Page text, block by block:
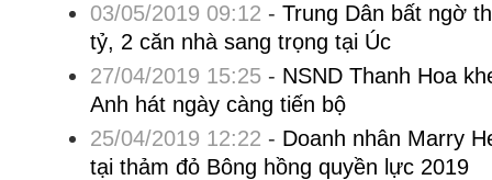
03/05/2019 09:12 - Trung Dân bất ngờ
tỷ, 2 căn nhà sang trọng tại Úc
27/04/2019 15:25- NSND Thanh Hoa
Anh hát ngày càng tiến bộ
25/04/2019 12:22 - Doanh nhân Marry
tại thảm đỏ Bông hồng quyền lực 2019